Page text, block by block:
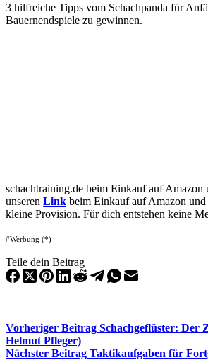
3 hilfreiche Tipps vom Schachpanda für
Bauernendspiele zu gewinnen.
schachtraining.de beim Einkauf auf Amazon
unseren Link beim Einkauf auf Amazon
kleine Provision. Für dich entstehen keine
#Werbung (*)
Teile dein Beitrag
Vorheriger Beitrag Schachgeflüster: Der
Helmut Pfleger)
Nächster Beitrag Taktikaufgaben für